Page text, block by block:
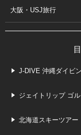
大阪・USJ旅行
J-DIVE 沖縄ダイビ
ジェイトリップ ゴ
北海道スキーツアー